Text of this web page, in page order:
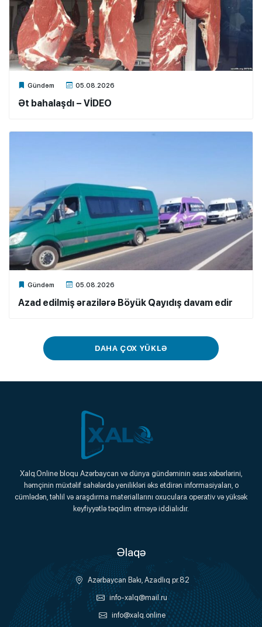
Gündəm 05.08.2026
Xalq.Online
Ət bahalaşdı – VİDEO
Gündəm 05.08.2026
Xalq.Online
Azad edilmiş ərazilərə Böyük Qayıdış davam edir
DAHA ÇOX YÜKLƏ
Xalq.Online
Onlayn Platforma
Xalq.Online bloqu Azərbaycan və dünya gündəminin əsas xəbərlərini,
həmçinin müxtəlif sahələrdə yenilikləri əks etdirən informasiyaları, o
cümlədən, təhlil və araşdırma materiallarını oxuculara operativ və yüksək
keyfiyyətlə təqdim etməyə iddialıdır.
Əlaqə
Azərbaycan Bakı, Azadlıq pr.82
info-xalq@mail.ru
info@xalq.online